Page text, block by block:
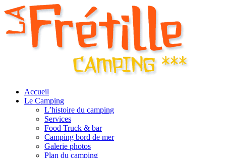
Accueil
Le Camping
L’histoire du camping
Services
Food Truck & bar
Camping bord de mer
Galerie photos
Plan du camping